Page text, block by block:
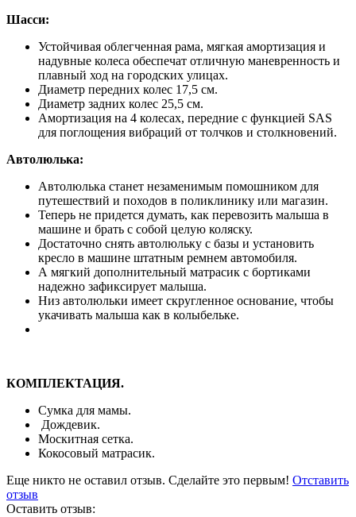
Шасси:
Устойчивая облегченная рама, мягкая амортизация и
надувные колеса обеспечат отличную маневренность и
плавный ход на городских улицах.
Диаметр передних колес 17,5 см.
Диаметр задних колес 25,5 см.
Амортизация на 4 колесах, передние с функцией SAS
для поглощения вибраций от толчков и столкновений.
Автолюлька:
Автолюлька станет незаменимым помошником для
путешествий и походов в поликлинику или магазин.
Теперь не придется думать, как перевозить малыша в
машине и брать с собой целую коляску.
Достаточно снять автолюльку с базы и установить
кресло в машине штатным ремнем автомобиля.
А мягкий дополнительный матрасик с бортиками
надежно зафиксирует малыша.
Низ автолюльки имеет скругленное основание, чтобы
укачивать малыша как в колыбельке.
КОМПЛЕКТАЦИЯ.
Сумка для мамы.
Дождевик.
Москитная сетка.
Кокосовый матрасик.
Еще никто не оставил отзыв. Сделайте это первым! Отставить
отзыв
Оставить отзыв: